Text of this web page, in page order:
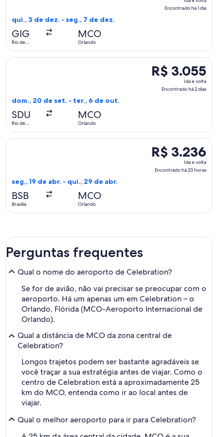
dia
Encontrado há 1 dia
qui., 3 de dez. - seg., 7 de dez.
GIG
Rio de
MCO
Orlando
R$ 3.055
Ida
dias
R$ 3.055
Ida e volta
Encontrado há 2 dias
dom., 20 de set. - ter., 6 de out.
SDU
Rio de
MCO
Orlando
Selecionar o voo da Azul, que sai em dom., 20 de set. de
R$ 3.236
Ida
R$ 3.236
Ida e volta
Encontrado há 23 horas
seg., 19 de abr. - qui., 29 de abr.
BSB
Brasília
MCO
Orlando
Selecionar o voo da GOL Linhas Aereas S.A., que sai em
Perguntas frequentes
Qual o nome do aeroporto de Celebration?
Se for de avião, não vai precisar se preocupar com o
aeroporto. Há um apenas um em Celebration – o
Orlando, Flórida (MCO-Aeroporto Internacional de
Orlando).
Qual a distância de MCO da zona central de
Celebration?
Longos trajetos podem ser bastante agradáveis se
você traçar a sua estratégia antes de viajar. Como o
centro de Celebration está a aproximadamente 25
km do MCO, entenda como ir ao local antes de
viajar.
Qual o melhor aeroporto para ir para Celebration?